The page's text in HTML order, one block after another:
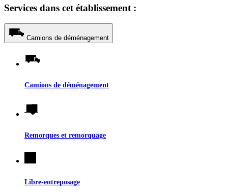
Services dans cet établissement :
Camions de déménagement
Camions de déménagement
Remorques et remorquage
Libre-entreposage